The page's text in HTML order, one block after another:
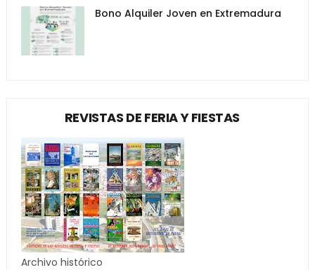
Bono Alquiler Joven en Extremadura
REVISTAS DE FERIA Y FIESTAS
Archivo histórico